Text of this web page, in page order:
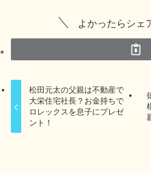
よかったらシェ
松田元太の父親は不動産で
大栄住宅社長？お金持ちで
ロレックスを息子にプレゼ
ント！